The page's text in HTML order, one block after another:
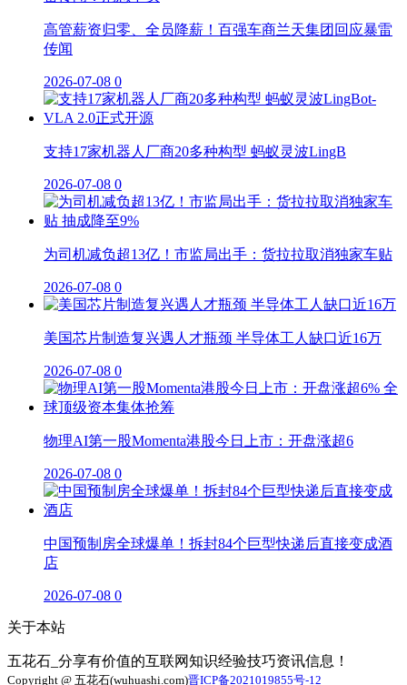
高管薪资归零、全员降薪！百强车商兰天集团回应暴雷
传闻
2026-07-08 0
支持17家机器人厂商20多种构型 蚂蚁灵波LingB
2026-07-08 0
为司机减负超13亿！市监局出手：货拉拉取消独家车贴
2026-07-08 0
美国芯片制造复兴遇人才瓶颈 半导体工人缺口近16万
2026-07-08 0
物理AI第一股Momenta港股今日上市：开盘涨超6
2026-07-08 0
中国预制房全球爆单！拆封84个巨型快递后直接变成酒
店
2026-07-08 0
关于本站
五花石_分享有价值的互联网知识经验技巧资讯信息！
Copyright @ 五花石(wuhuashi.com)晋ICP备2021019855号-12